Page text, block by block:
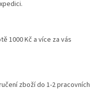
1000 Kč a více za vás
zboží do 1-2 pracovních